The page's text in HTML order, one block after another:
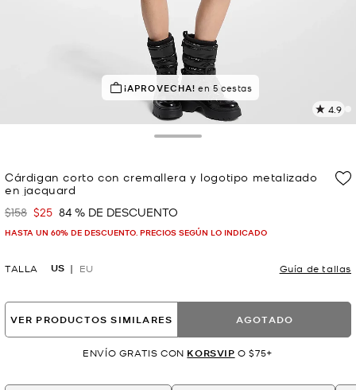
MEJOR VALORADOel 91% le da 5 estrellas
¡APROVECHA! en 5 cestas
4.9
11
Cárdigan corto con cremallera y logotipo metalizado
en jacquard
Era
$158 Ahora
$25 84 % DE DESCUENTO
HASTA UN 60% DE DESCUENTO. PRECIOS SEGÚN LO INDICADO
TALLA US EU Guía de tallas
VER PRODUCTOS SIMILARES AGOTADO
ENVÍO GRATIS CON KORSVIP O $75+